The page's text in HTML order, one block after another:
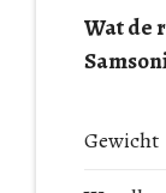
Wat de
Gewicht